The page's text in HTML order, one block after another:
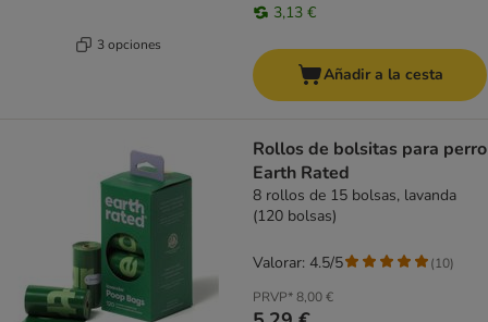
3 opciones
3,13 €
Añadir a la cesta
Rollos de bolsitas para perro
Earth Rated
8 rollos de 15 bolsas, lavanda
(120 bolsas)
PRVP*8,00 €
Valorar: 4.5/5 (10)